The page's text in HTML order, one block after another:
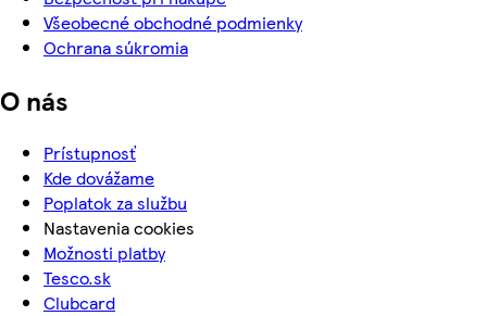
Všeobecné obchodné podmienky
Ochrana súkromia
O nás
Prístupnosť
Kde dovážame
Poplatok za službu
Nastavenia cookies
Možnosti platby
Tesco.sk
Clubcard